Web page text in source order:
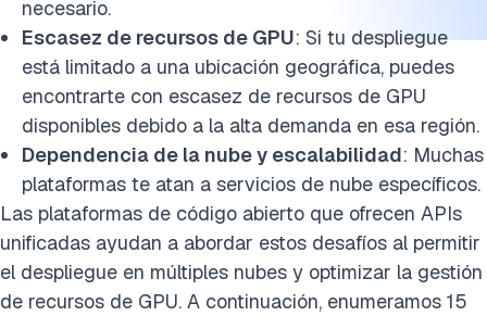
necesario.
Escasez de recursos de GPU: Si tu despliegue
está limitado a una ubicación geográfica, puedes
encontrarte con escasez de recursos de GPU
disponibles debido a la alta demanda en esa región.
Dependencia de la nube y escalabilidad: Muchas
plataformas te atan a servicios de nube específicos.
Las plataformas de código abierto que ofrecen APIs
unificadas ayudan a abordar estos desafíos al permitir
el despliegue en múltiples nubes y optimizar la gestión
de recursos de GPU. A continuación, enumeramos 15